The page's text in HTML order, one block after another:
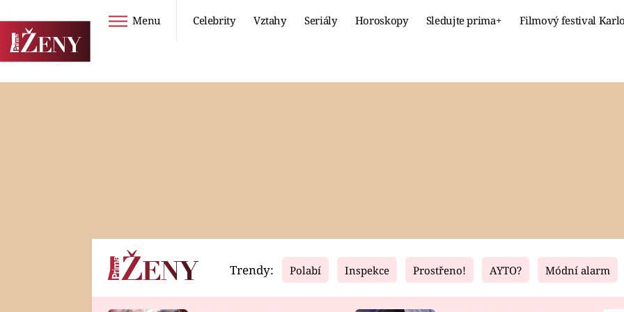
Menu Celebrity Vztahy Seriály Horoskopy Sledujte prima+ Filmový festival
Horoskopy Video Fresh Living
Trendy: Polabí Inspekce Prostřeno! AYTO? Módní alarm